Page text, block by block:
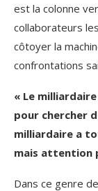
est la colonne
collaborateurs
côtoyer la
confrontations
« Le
pour chercher
milliardaire a
mais attention
Dans ce genre